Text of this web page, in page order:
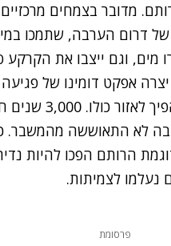
מדובר בצמחים
של דרום הערבה, שתמכו
מים, וגם ייצבו את הקרקע
אפקט דומינו של
נזק בלתי הפיך
לא התאוששה מהמשבר.
הרותם הפכו להיות
נעלמו לצמיתות.
פרסומת